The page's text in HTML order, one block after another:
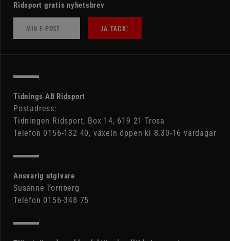
Ridsport gratis nyhetsbrev
JA TACK!
Tidnings AB Ridsport
Postadress:
Tidningen Ridsport, Box 14, 619 21 Trosa
Telefon 0156-132 40, växeln öppen kl 8.30-16 vardagar
Ansvarig utgivare
Susanne Tornberg
Telefon 0156-348 75